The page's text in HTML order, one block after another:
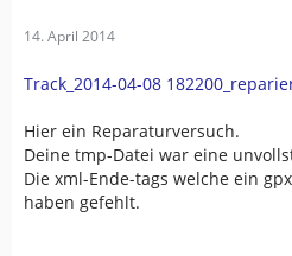
14. April 2014
Track_2014-04-08
Hier ein Reparaturversuch.
Deine tmp-Datei war eine
Die xml-Ende-tags welche ein
haben gefehlt.